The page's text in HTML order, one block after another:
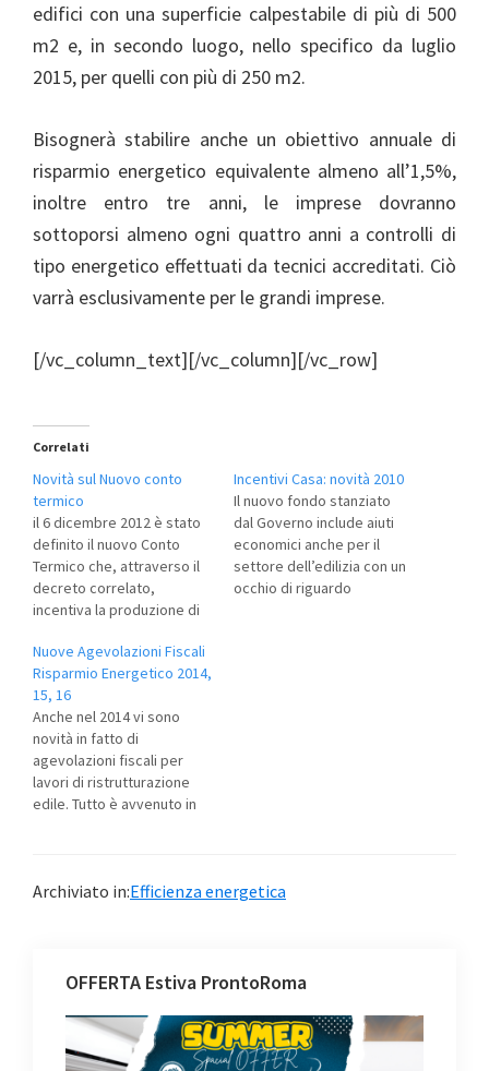
edifici con una superficie calpestabile di più di 500
m2 e, in secondo luogo, nello specifico da luglio
2015, per quelli con più di 250 m2.
Bisognerà stabilire anche un obiettivo annuale di
risparmio energetico equivalente almeno all’1,5%,
inoltre entro tre anni, le imprese dovranno
sottoporsi almeno ogni quattro anni a controlli di
tipo energetico effettuati da tecnici accreditati. Ciò
varrà esclusivamente per le grandi imprese.
[/vc_column_text][/vc_column][/vc_row]
Correlati
Novità sul Nuovo conto
termico
il 6 dicembre 2012 è stato
definito il nuovo Conto
Termico che, attraverso il
decreto correlato,
incentiva la produzione di
rinnovabili e i piccoli
interventi di efficienza
energetica con delle
agevolazioni che in arrivo il
decreto con gli incentivi
fino al 40%
Incentivi Casa: novità 2010
Il nuovo fondo stanziato
dal Governo include aiuti
economici anche per il
settore dell’edilizia con un
occhio di riguardo
Nuove Agevolazioni Fiscali
Risparmio Energetico 2014,
15, 16
Anche nel 2014 vi sono
novità in fatto di
agevolazioni fiscali per
lavori di ristrutturazione
edile. Tutto è avvenuto in
fiscali Risparmio
coperte dalle agevolazioni.
Archiviato in:Efficienza energetica
OFFERTA Estiva ProntoRoma